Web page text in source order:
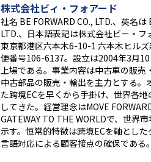
株式会社ビィ・フォアード
社名 BE FORWARD CO., LTD.、英名は
LTD.、日本語表記は株式会社ビー・フ
東京都港区六本木6-10-1 六本木ヒル
便番号106-6137。設立は2004年3月
上場である。事業内容は中古車の販売
中古部品の販売・輸出を主力とする。
た跨境ECを早くから手掛け、世界各
してきた。経営理念はMOVE
GATEWAY TO THE WORLDで、世界
示す。恒常的特徴は跨境ECを軸とし
言語対応による顧客接点の確保である。